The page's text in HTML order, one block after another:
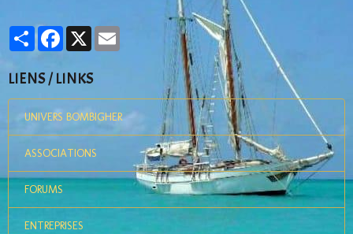
PartagerFacebook
X
LIENS / LINKS
UNIVERS BOMBIGHER
ASSOCIATIONS
FORUMS
ENTREPRISES